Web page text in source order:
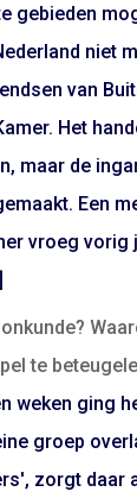
gebieden
niet
van
Het
maar de
Een
vroeg vorig
te
weken ging
groep
zorgt daar